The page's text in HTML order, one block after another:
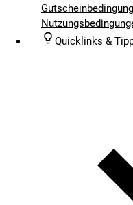
Quicklinks &